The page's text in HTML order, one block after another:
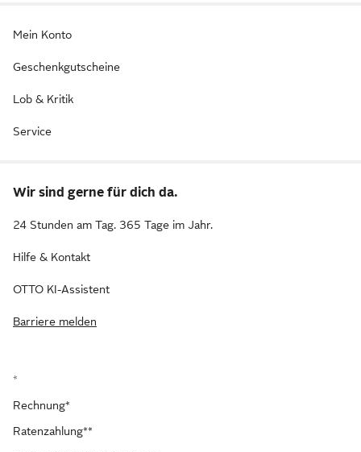
Mein Konto
Geschenkgutscheine
Lob & Kritik
Service
Wir sind gerne für dich da.
24 Stunden am Tag. 365 Tage im Jahr.
Hilfe & Kontakt
OTTO KI-Assistent
Barriere melden
*
Rechnung*
Ratenzahlung**